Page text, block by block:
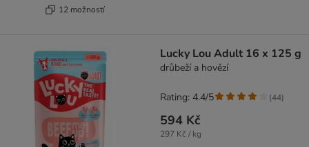
12 možností
Lucky Lou Adult 16 x 125 g
drůbeží a hovězí
594 Kč
297 Kč / kg
Rating: 4.4/5 (44)